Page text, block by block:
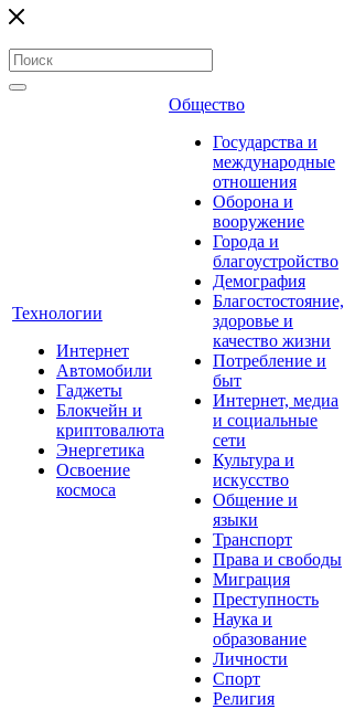
Технологии
Интернет
Автомобили
Гаджеты
Блокчейн и
криптовалюта
Энергетика
Освоение
космоса
Общество
Государства и
международные
отношения
Оборона и
вооружение
Города и
благоустройство
Демография
Благостостояние,
здоровье и
качество жизни
Потребление и
быт
Интернет, медиа
и социальные
сети
Культура и
искусство
Общение и
языки
Транспорт
Права и свободы
Миграция
Преступность
Наука и
образование
Личности
Спорт
Религия